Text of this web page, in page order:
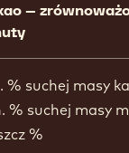
–
% suchej masy
% suchej masy
%